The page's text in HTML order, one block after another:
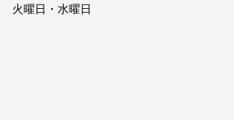
火曜日・水曜日